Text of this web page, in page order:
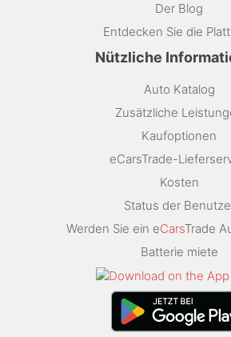
Der Blog
Entdecken Sie die
Nützliche
Auto Katalog
Zusätzliche
Kaufoptionen
eCarsTrade-
Kosten
Status der
Werden Sie ein eCarsTrade
Batterie miete